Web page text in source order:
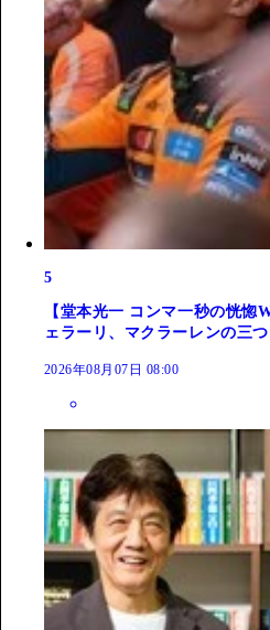
5
【堂本光一 コンマ一秒の恍惚
ェラーリ、マクラーレンの三
2026年08月07日 08:00